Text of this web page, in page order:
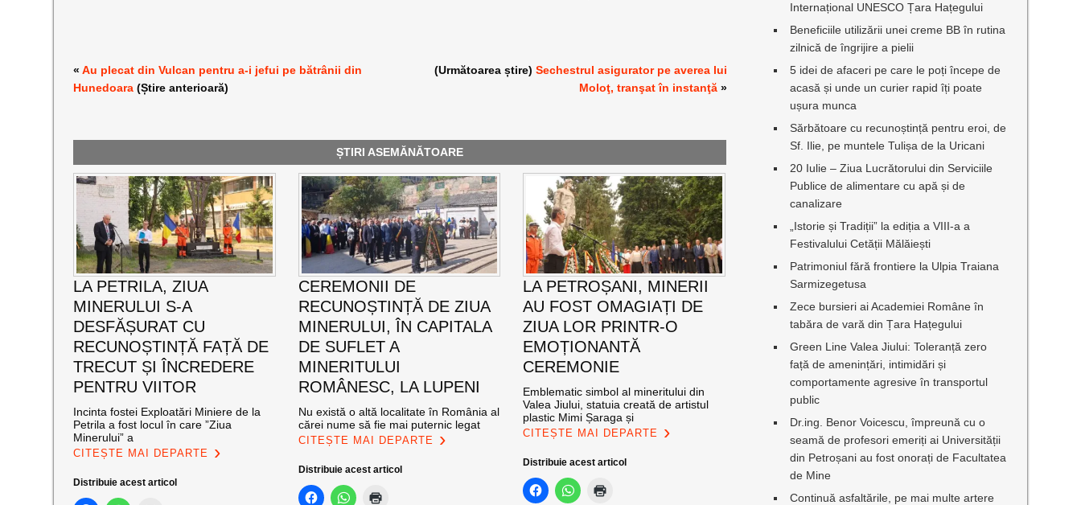
«Au plecat din Vulcan pentru a-i jefui pe bătrânii din
Hunedoara (Știre anterioară)
(Următoarea știre)Sechestrul asigurator pe averea lui
Moloţ, tranşat în instanţă »
ȘTIRI ASEMĂNĂTOARE
LA PETRILA, ZIUA
MINERULUI S-A
DESFĂȘURAT CU
RECUNOȘTINȚĂ FAȚĂ DE
TRECUT ȘI ÎNCREDERE
PENTRU VIITOR
Incinta fostei Exploatări Miniere de la
Petrila a fost locul în care ”Ziua
Minerului” a
CITEȘTE MAI DEPARTE
Distribuie acest articol
CEREMONII DE
RECUNOȘTINȚĂ DE ZIUA
MINERULUI, ÎN CAPITALA
DE SUFLET A
MINERITULUI
ROMÂNESC, LA LUPENI
Nu există o altă localitate în România al
cărei nume să fie mai puternic legat
CITEȘTE MAI DEPARTE
Distribuie acest articol
LA PETROȘANI, MINERII
AU FOST OMAGIAȚI DE
ZIUA LOR PRINTR-O
EMOȚIONANTĂ
CEREMONIE
Emblematic simbol al mineritului din
Valea Jiului, statuia creată de artistul
plastic Mimi Șaraga și
CITEȘTE MAI DEPARTE
Distribuie acest articol
Internațional UNESCO Țara Hațegului
Beneficiile utilizării unei creme BB în rutina
zilnică de îngrijire a pielii
5 idei de afaceri pe care le poți începe de
acasă și unde un curier rapid îți poate
ușura munca
Sărbătoare cu recunoștință pentru eroi, de
Sf. Ilie, pe muntele Tulișa de la Uricani
20 Iulie – Ziua Lucrătorului din Serviciile
Publice de alimentare cu apă și de
canalizare
„Istorie și Tradiții” la ediția a VIII-a a
Festivalului Cetății Mălăiești
Patrimoniul fără frontiere la Ulpia Traiana
Sarmizegetusa
Zece bursieri ai Academiei Române în
tabăra de vară din Țara Hațegului
Green Line Valea Jiului: Toleranță zero
față de amenințări, intimidări și
comportamente agresive în transportul
public
Dr.ing. Benor Voicescu, împreună cu o
seamă de profesori emeriți ai Universității
din Petroșani au fost onorați de Facultatea
de Mine
Continuă asfaltările, pe mai multe artere